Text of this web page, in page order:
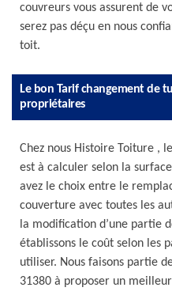
couvreurs vous assurent de
serez pas déçu en nous
toit.
Le bon Tarif changement de
propriétaires
Chez nous Histoire Toiture ,
est à calculer selon la
avez le choix entre le
couverture avec toutes les
la modification d’une partie
établissons le coût selon les
utiliser. Nous faisons partie
31380 à proposer un